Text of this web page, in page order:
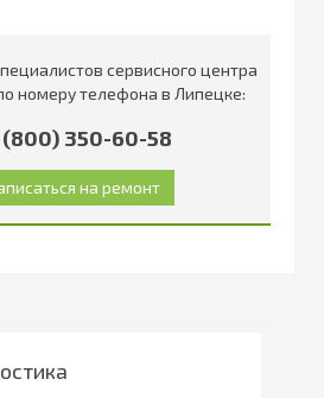
сервисного центра
номеру телефона в Липецке:
(800) 350-60-58